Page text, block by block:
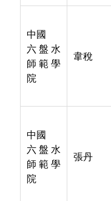
中國
六盤水
師範學
院
韋稅
中國
六盤水
師範學
院
張丹